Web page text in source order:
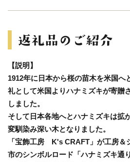
【説明】
1912年に日本から桜の苗木を米国へ
礼として米国よりハナミズキが寄贈
しました。
そして日本各地へとハナミズキは拡
変馴染み深い木となりました。
「宝飾工房 K's CRAFT」が工房＆
市のシンボルロード「ハナミズキ通